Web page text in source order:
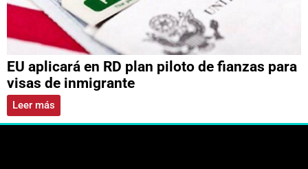
EU aplicará en RD plan piloto de fianzas para
visas de inmigrante
Leer más